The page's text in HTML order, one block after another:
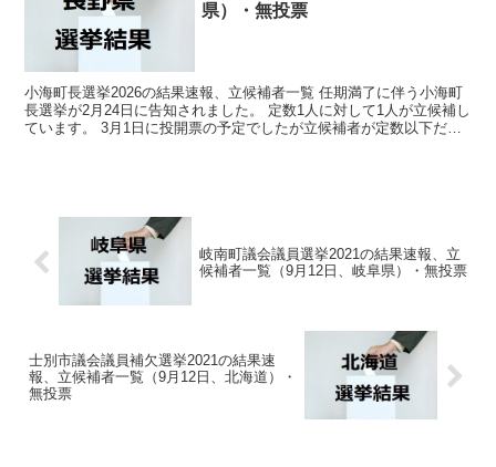
県）・無投票
小海町長選挙2026の結果速報、立候補者一覧 任期満了に伴う小海町
長選挙が2月24日に告知されました。 定数1人に対して1人が立候補し
ています。 3月1日に投開票の予定でしたが立候補者が定数以下だっ
岐南町議会議員選挙2021の結果速報、立
候補者一覧（9月12日、岐阜県）・無投票
士別市議会議員補欠選挙2021の結果速
報、立候補者一覧（9月12日、北海道）・
無投票